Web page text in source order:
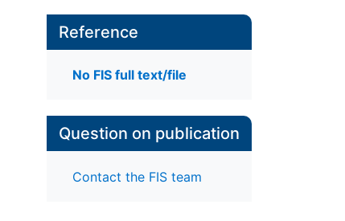
Reference
No FIS full text/file
Question on publication
Contact the FIS team